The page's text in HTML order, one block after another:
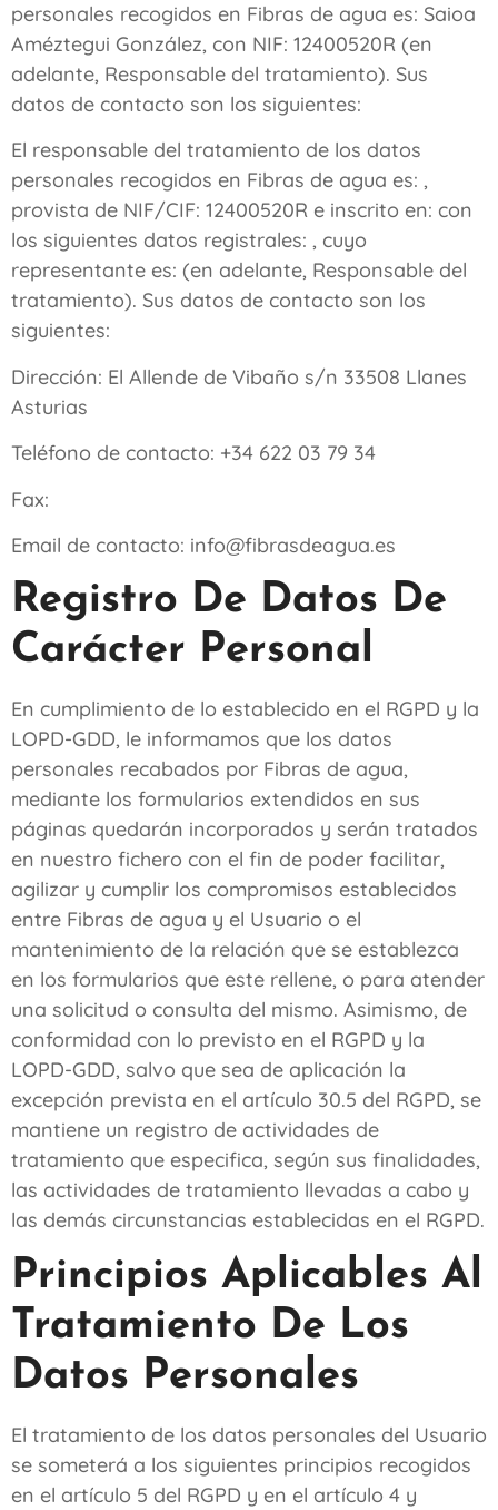
personales recogidos en Fibras de agua es: Saioa
Améztegui González, con NIF: 12400520R (en
adelante, Responsable del tratamiento). Sus
datos de contacto son los siguientes:
El responsable del tratamiento de los datos
personales recogidos en Fibras de agua es: ,
provista de NIF/CIF: 12400520R e inscrito en: con
los siguientes datos registrales: , cuyo
representante es: (en adelante, Responsable del
tratamiento). Sus datos de contacto son los
siguientes:
Dirección: El Allende de Vibaño s/n 33508 Llanes
Asturias
Teléfono de contacto: +34 622 03 79 34
Fax:
Email de contacto: info@fibrasdeagua.es
Registro De Datos De
Carácter Personal
En cumplimiento de lo establecido en el RGPD y la
LOPD-GDD, le informamos que los datos
personales recabados por Fibras de agua,
mediante los formularios extendidos en sus
páginas quedarán incorporados y serán tratados
en nuestro fichero con el fin de poder facilitar,
agilizar y cumplir los compromisos establecidos
entre Fibras de agua y el Usuario o el
mantenimiento de la relación que se establezca
en los formularios que este rellene, o para atender
una solicitud o consulta del mismo. Asimismo, de
conformidad con lo previsto en el RGPD y la
LOPD-GDD, salvo que sea de aplicación la
excepción prevista en el artículo 30.5 del RGPD, se
mantiene un registro de actividades de
tratamiento que especifica, según sus finalidades,
las actividades de tratamiento llevadas a cabo y
las demás circunstancias establecidas en el RGPD.
Principios Aplicables Al
Tratamiento De Los
Datos Personales
El tratamiento de los datos personales del Usuario
se someterá a los siguientes principios recogidos
en el artículo 5 del RGPD y en el artículo 4 y